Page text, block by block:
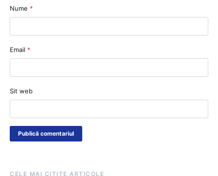
Nume *
Email *
Sit web
CELE MAI CITITE ARTICOLE